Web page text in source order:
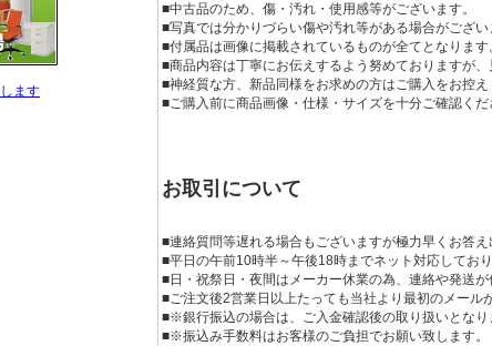
■中古品のため、傷・汚れ・使用感等がございます。
■写真では分かりづらい傷や汚れ等がある場合がござい
■付属品は画像に掲載されているものが全てとなります
■商品内容は丁寧にお伝えするよう努めておりますが、
■神経質な方、新品同様をお求めの方はご購入をお控え
■ご購入前に商品画像・仕様・サイズを十分ご確認くだ
お取引について
■連絡質問等遅れる場合もございますが極力早くお答え
■平日の午前10時半～午後18時までネット対応しており
■日・祝祭日・夜間はメーカー休業の為、連絡や発送が
■ご注文後2営業日以上たっても当社より最初のメール
■※銀行振込の場合は、ご入金確認後の取り扱いとなり
■※振込み手数料はお客様のご負担でお願い致します。